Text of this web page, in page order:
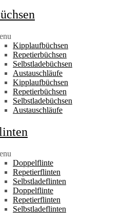
Kipplaufbüchsen
Repetierbüchsen
Selbstladebüchsen
Austauschläufe
Kipplaufbüchsen
Repetierbüchsen
Selbstladebüchsen
Austauschläufe
Doppelflinte
Repetierflinten
Selbstladeflinten
Doppelflinte
Repetierflinten
Selbstladeflinten